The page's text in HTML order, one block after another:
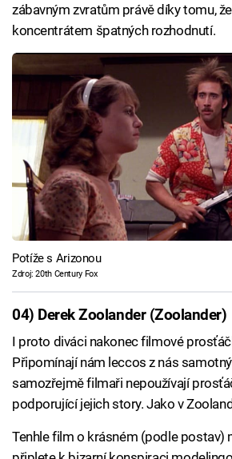
zábavným zvratům právě díky tomu,
koncentrátem špatných rozhodnutí.
Potíže s Arizonou
Zdroj: 20th Century Fox
04) Derek Zoolander (Zoolander)
I proto diváci nakonec filmové
Připomínají nám leccos z nás
samozřejmě filmaři nepoužívají
podporující jejich story. Jako v
Tenhle film o krásném (podle postav)